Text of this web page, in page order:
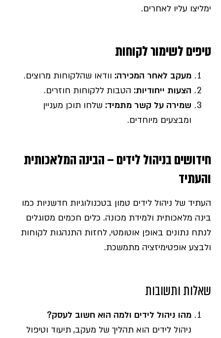
ימליצו עליו לאחרים.
טיפים לשימור לקוחות
מעקב לאחר המכירה: וודאו שהלקוחות מרוצים.
הצעות ייחודיות: הטבות ללקוחות חוזרים.
שמירה על קשר מתמיד: שלחו תוכן מעניין
ומבצעים מיוחדים.
חידושים בניהול לידים – הבינה המלאכותית
והעתיד
העתיד של ניהול לידים טמון בטכנולוגיות חדשניות כמו
בינה מלאכותית ולמידת מכונה. כלים חכמים מסוגלים
לנתח נתונים באופן אוטומטי, לחזות התנהגות לקוחות
ולבצע אופטימיזציה מתמשכת.
שאלות ותשובות
מהו ניהול לידים ולמה הוא חשוב לעסק?
ניהול לידים הוא תהליך של מעקב, תיעוד וטיפול